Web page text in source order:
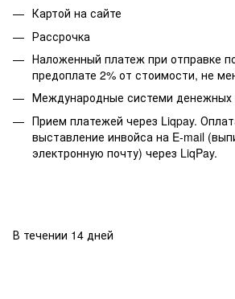
Картой на сайте
Рассрочка
Наложенный платеж при отправке
предоплате 2% от стоимости, не
Международные системи денежных
Прием платежей через Liqpay.
выставление инвойса на E-mail
электронную почту) через LiqPay.
В течении 14 дней